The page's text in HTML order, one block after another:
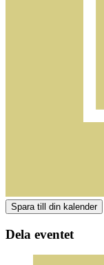
Dela eventet